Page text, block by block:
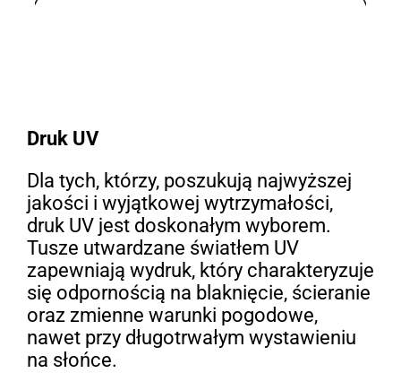
Druk UV
Dla tych, którzy, poszukują najwyższej
jakości i wyjątkowej wytrzymałości,
druk UV jest doskonałym wyborem.
Tusze utwardzane światłem UV
zapewniają wydruk, który charakteryzuje
się odpornością na blaknięcie, ścieranie
oraz zmienne warunki pogodowe,
nawet przy długotrwałym wystawieniu
na słońce.